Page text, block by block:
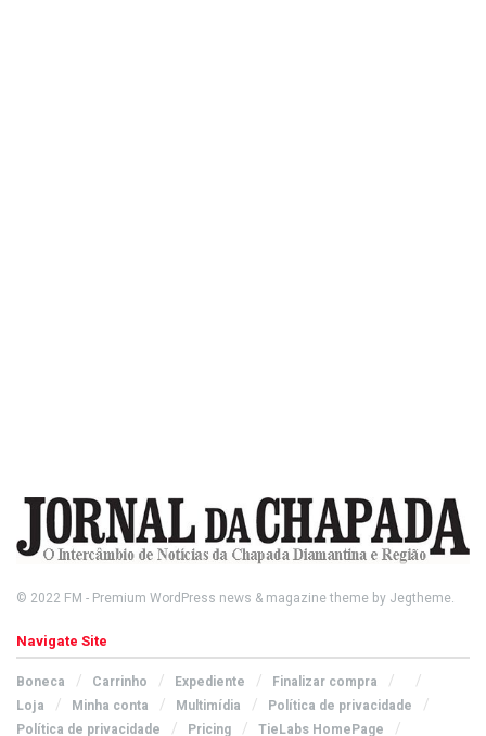
© 2022 FM - Premium WordPress news & magazine theme by Jegtheme.
Navigate Site
Boneca Carrinho Expediente
Finalizar compra
Loja
Minha conta Multimídia
Política de privacidade
Política de privacidade
Pricing TieLabs HomePage